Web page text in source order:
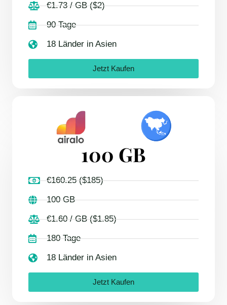
€1.73 / GB ($2)
90 Tage
18 Länder in Asien
Jetzt Kaufen
100 GB
€160.25 ($185)
100 GB
€1.60 / GB ($1.85)
180 Tage
18 Länder in Asien
Jetzt Kaufen